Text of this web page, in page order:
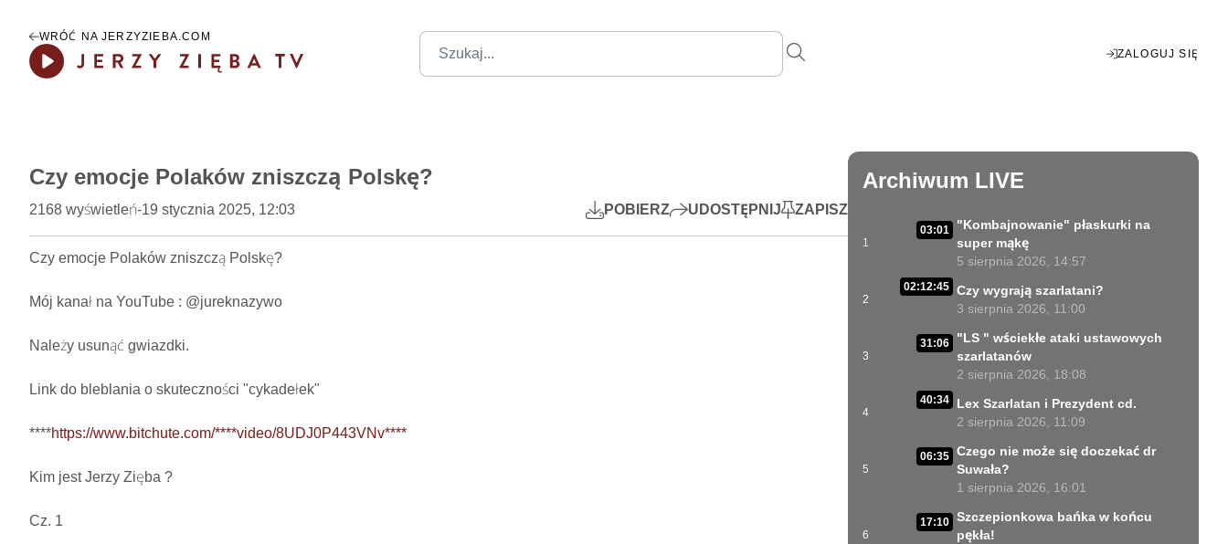
WRÓĆ NA JERZYZIEBA.COM
ZALOGUJ SIĘ
Enter
fullscreen
Czy emocje Polaków zniszczą Polskę?
2168 wyświetleń-19 stycznia 2025, 12:03 POBIERZ UDOSTĘPNIJ ZAPISZ
Czy emocje Polaków zniszczą Polskę?
Mój kanał na YouTube : @jureknazywo
Należy usunąć gwiazdki.
Link do bleblania o skuteczności "cykadełek"
****https://www.bitchute.com/****video/8UDJ0P443VNv****
Kim jest Jerzy Zięba ?
Cz. 1
Archiwum LIVE
1
03:01
"Kombajnowanie" płaskurki na
super mąkę
5 sierpnia 2026, 14:57
2
02:12:45 Czy wygrają szarlatani?
3 sierpnia 2026, 11:00
3
31:06
"LS " wściekłe ataki ustawowych
szarlatanów
2 sierpnia 2026, 18:08
4
40:34
Lex Szarlatan i Prezydent cd.
2 sierpnia 2026, 11:09
5
06:35 Czego nie może się doczekać dr
Suwała?
1 sierpnia 2026, 16:01
6
17:10 Szczepionkowa bańka w końcu
pękła!